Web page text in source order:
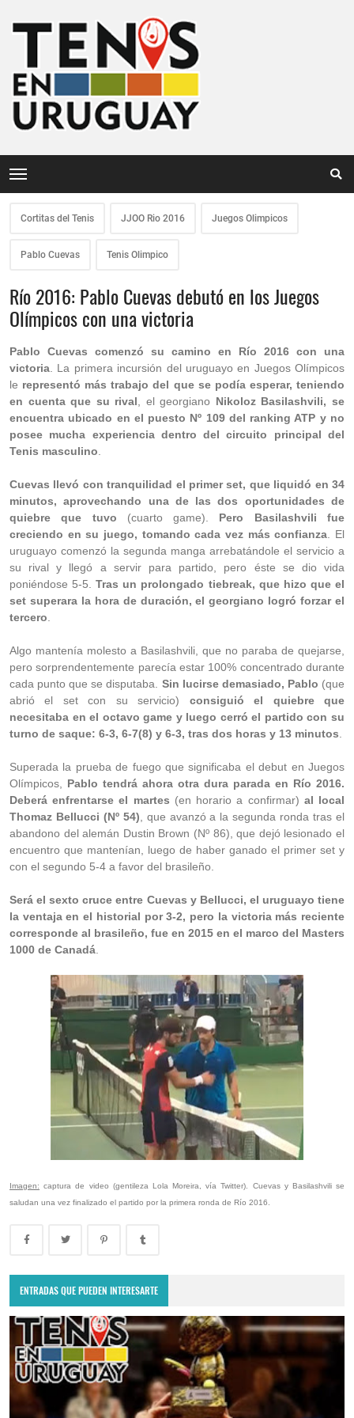
Cortitas del Tenis JJOO Rio 2016 Juegos Olimpicos
Pablo Cuevas Tenis Olimpico
Río 2016: Pablo Cuevas debutó en los Juegos
Olímpicos con una victoria
Pablo Cuevas comenzó su camino en Río 2016 con una
victoria . La primera incursión del uruguayo en Juegos Olímpicos
le representó más trabajo del que se podía esperar, teniendo
en cuenta que su rival , el georgiano Nikoloz Basilashvili, se
encuentra ubicado en el puesto Nº 109 del ranking ATP y no
posee mucha experiencia dentro del circuito principal del
Tenis masculino
Cuevas llevó con tranquilidad el primer set, que liquidó en 34
minutos, aprovechando una de las dos oportunidades de
quiebre que tuvo (cuarto game). Pero Basilashvili fue
creciendo en su juego, tomando cada vez más confianza . El
uruguayo comenzó la segunda manga arrebatándole el servicio a
su rival y llegó a servir para partido, pero éste se dio vida
poniéndose 5-5.Tras un prolongado tiebreak, que hizo que el
set superara la hora de duración, el georgiano logró forzar el
tercero
Algo mantenía molesto a Basilashvili, que no paraba de quejarse,
pero sorprendentemente parecía estar 100% concentrado durante
cada punto que se disputaba. Sin lucirse demasiado, Pablo (que
abrió el set con su servicio) consiguió el quiebre que
necesitaba en el octavo game y luego cerró el partido con su
turno de saque: 6-3, 6-7(8) y 6-3, tras dos horas y 13 minutos
Superada la prueba de fuego que significaba el debut en Juegos
Olímpicos, Pablo tendrá ahora otra dura parada en Río 2016.
Deberá enfrentarse el martes (en horario a confirmar) al local
Thomaz Bellucci (Nº 54) , que avanzó a la segunda ronda tras el
abandono del alemán Dustin Brown (Nº 86) , que dejó lesionado el
encuentro que mantenían, luego de haber ganado el primer set y
con el segundo 5-4 a favor del brasileño.
Será el sexto cruce entre Cuevas y Bellucci, el uruguayo tiene
la ventaja en el historial por 3-2, pero la victoria más reciente
corresponde al brasileño, fue en 2015 en el marco del Masters
1000 de Canadá
Imagen: captura de video (gentileza Lola Moreira, vía Twitter). Cuevas y Basilashvili se
saludan una vez finalizado el partido por la primera ronda de Río 2016.
ENTRADAS QUE PUEDEN INTERESARTE